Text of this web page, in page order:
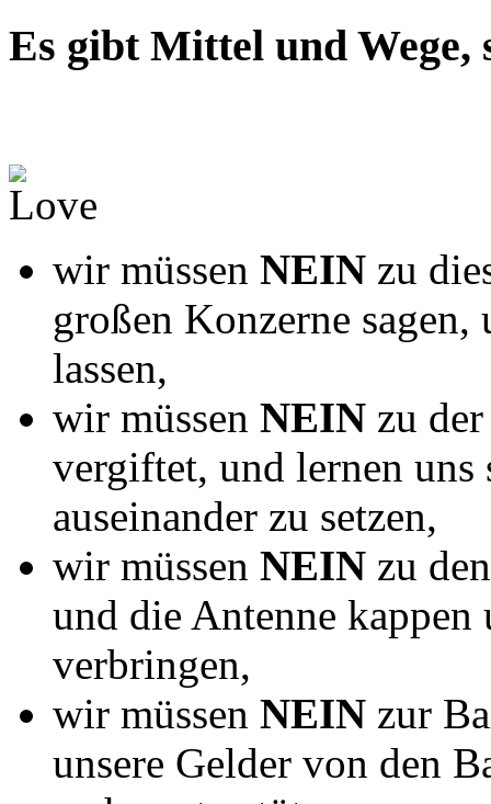
Es gibt Mittel und
wir müssen NEIN zu
großen Konzerne
lassen,
wir müssen NEIN zu
vergiftet, und lernen
auseinander zu setzen,
wir müssen NEIN zu
und die Antenne
verbringen,
wir müssen NEIN zur
unsere Gelder von den